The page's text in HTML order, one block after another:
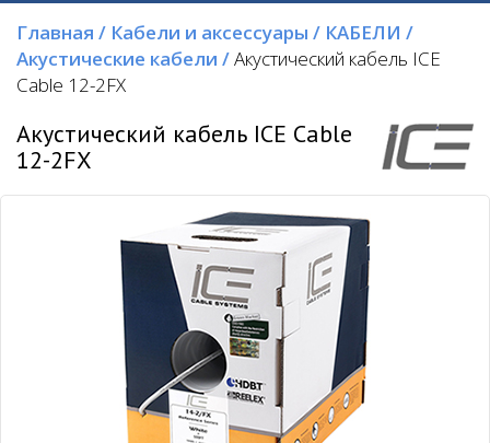
Главная / Кабели и аксессуары / КАБЕЛИ /
Акустические кабели /Акустический кабель ICE
Cable 12-2FX
Акустический кабель ICE Cable
12-2FX